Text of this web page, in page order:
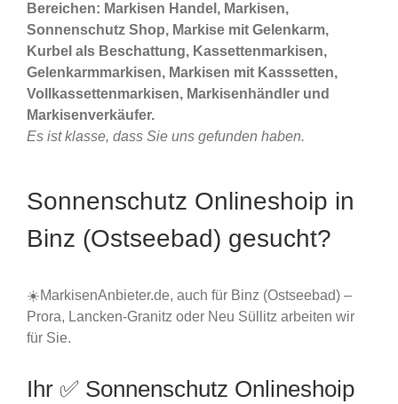
Bereichen: Markisen Handel, Markisen,
Sonnenschutz Shop, Markise mit Gelenkarm,
Kurbel als Beschattung, Kassettenmarkisen,
Gelenkarmmarkisen, Markisen mit Kasssetten,
Vollkassettenmarkisen, Markisenhändler und
Markisenverkäufer.
Es ist klasse, dass Sie uns gefunden haben.
Sonnenschutz Onlineshoip in
Binz (Ostseebad) gesucht?
☀️MarkisenAnbieter.de, auch für Binz (Ostseebad) –
Prora, Lancken-Granitz oder Neu Süllitz arbeiten wir
für Sie.
Ihr ✅ Sonnenschutz Onlineshoip